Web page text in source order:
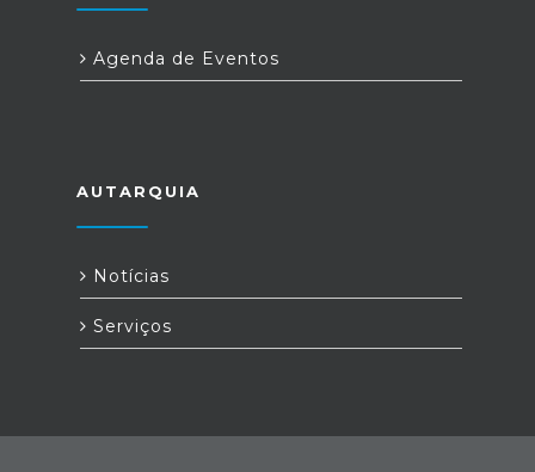
Agenda de Eventos
AUTARQUIA
Notícias
Serviços